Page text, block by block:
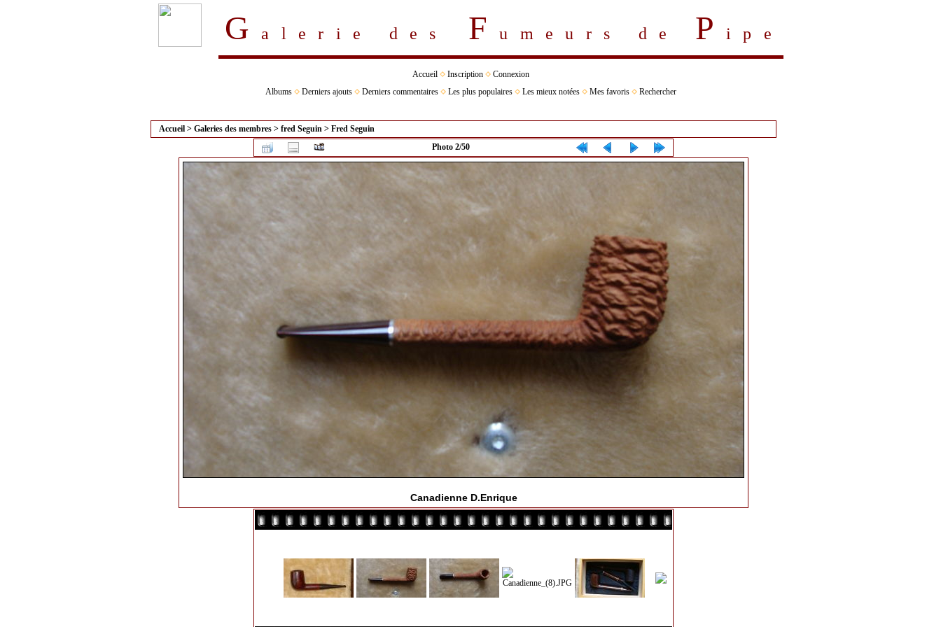
Galerie des Fumeurs de P ipe
Accueil Inscription
Connexion
Albums
Derniers ajouts Derniers commentaires Les plus populaires Les mieux notées Mes favoris Rechercher
Accueil > Galeries des membres > fred Seguin > Fred Seguin
Photo 2/50
Canadienne D.Enrique